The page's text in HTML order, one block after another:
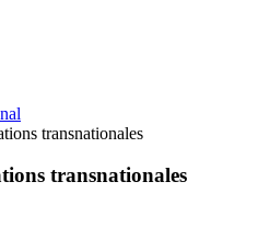
transnationales
transnationales